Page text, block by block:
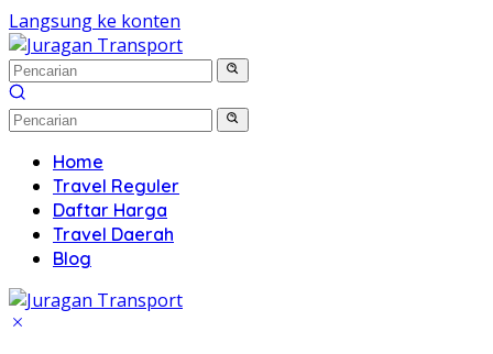
Langsung ke konten
Home
Travel Reguler
Daftar Harga
Travel Daerah
Blog